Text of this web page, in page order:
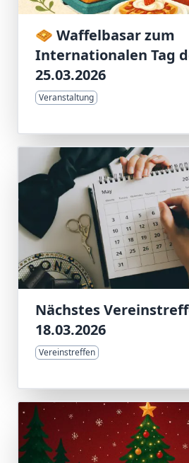
🧇 Waffelbasar zum
Internationalen Tag
25.03.2026
Veranstaltung
Nächstes
18.03.2026
Vereinstreffen